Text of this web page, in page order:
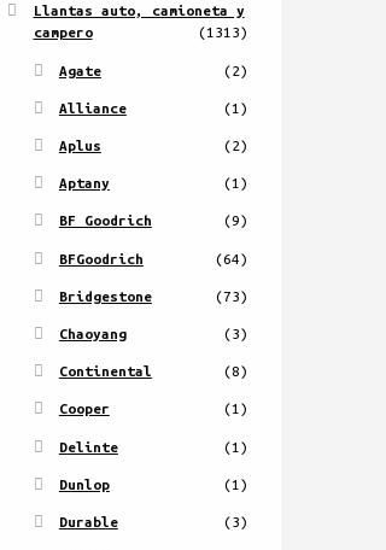
Llantas auto, camioneta y
campero
(1313)
Agate (2)
Alliance (1)
Aplus (2)
Aptany (1)
BF Goodrich (9)
BFGoodrich (64)
Bridgestone (73)
Chaoyang (3)
Continental (8)
Cooper (1)
Delinte (1)
Dunlop (1)
Durable (3)